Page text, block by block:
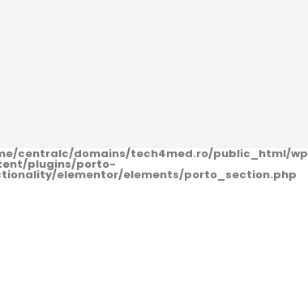
centralc/domains/tech4med.ro/public_html/
plugins/porto-
elementor/elements/porto_section.php